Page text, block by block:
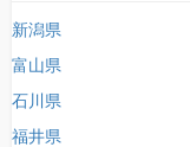
新潟県
富山県
石川県
福井県